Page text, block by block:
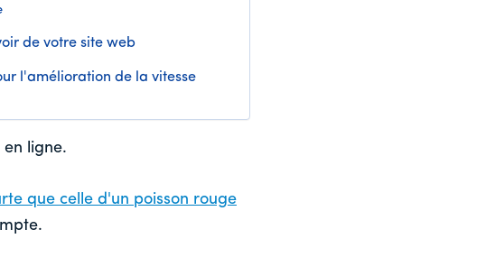
de votre site web
l'amélioration de la vitesse
ligne.
que celle d'un poisson rouge